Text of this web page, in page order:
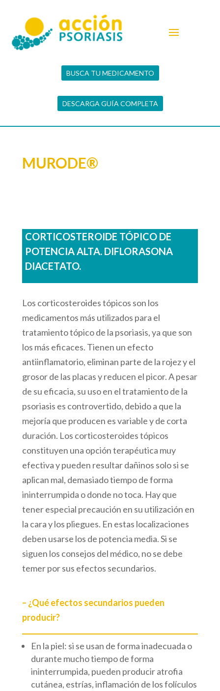
BUSCA TU MEDICAMENTO
DESCARGA GUÍA COMPLETA
MURODE®
CORTICOSTEROIDE TÓPICO DE
POTENCIA ALTA. DIFLORASONA
DIACETATO.
Los corticosteroides tópicos son los
medicamentos más utilizados para el
tratamiento tópico de la psoriasis, ya que son
los más eficaces. Tienen un efecto
antiinflamatorio, eliminan parte de la rojez y el
grosor de las placas y reducen el picor. A pesar
de su eficacia, su uso en el tratamiento de la
psoriasis es controvertido, debido a que la
mejoría que producen es variable y de corta
duración. Los corticosteroides tópicos
constituyen una opción terapéutica muy
efectiva y pueden resultar dañinos solo si se
aplican mal, demasiado tiempo de forma
ininterrumpida o donde no toca. Hay que
tener especial precaución en su utilización en
la cara y los pliegues. En estas localizaciones
deben usarse los de potencia media. Si se
siguen los consejos del médico, no se debe
temer por sus efectos secundarios.
– ¿Qué efectos secundarios pueden
producir?
En la piel: si se usan de forma inadecuada o
durante mucho tiempo de forma
ininterrumpida, pueden producir atrofia
cutánea, estrías, inflamación de los folículos